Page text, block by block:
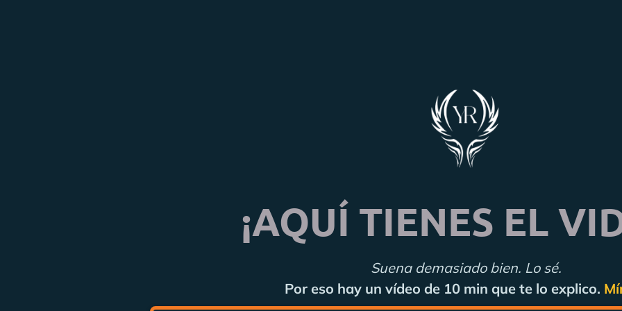
¡AQUÍ TIENES EL
Suena demasiado bien. Lo sé.
Por eso hay un vídeo de 10 min que te lo explico.